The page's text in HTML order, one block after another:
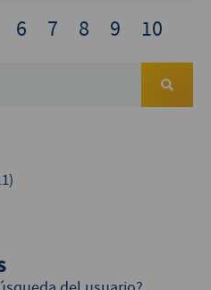
6 7 8 9 10